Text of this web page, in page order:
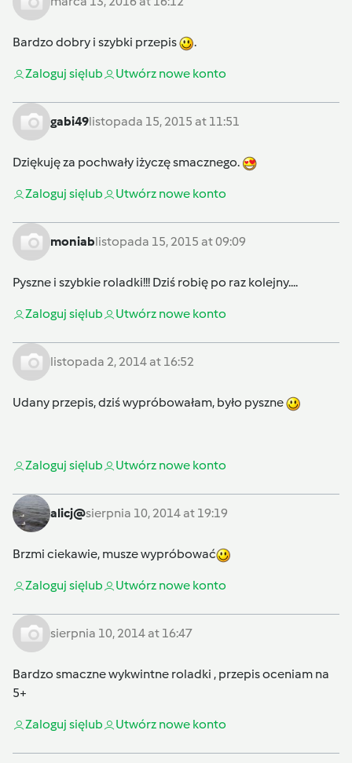
Bardzo dobry i szybki przepis .
Zaloguj sięlub Utwórz nowe konto
gabi49listopada 15, 2015 at 11:51
Dziękuję za pochwały iżyczę smacznego.
Zaloguj sięlub Utwórz nowe konto
moniablistopada 15, 2015 at 09:09
Pyszne i szybkie roladki!!! Dziś robię po raz kolejny....
Zaloguj sięlub Utwórz nowe konto
listopada 2, 2014 at 16:52
Udany przepis, dziś wypróbowałam, było pyszne
Zaloguj sięlub Utwórz nowe konto
alicj@sierpnia 10, 2014 at 19:19
Brzmi ciekawie, musze wypróbować
Zaloguj sięlub Utwórz nowe konto
sierpnia 10, 2014 at 16:47
Bardzo smaczne wykwintne roladki , przepis oceniam na
5+
Zaloguj sięlub Utwórz nowe konto